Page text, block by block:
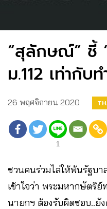
“สุลักษณ์” ชี้
ม.112 เท่ากับ
26 พฤศจิกายน 2020
1
ชวนคนร่วมไล่ให้พ้นรัฐบ
เข้าใจว่า พระมหากษัตริ
นายกฯ ต้องรับผิดชอบ..ยั